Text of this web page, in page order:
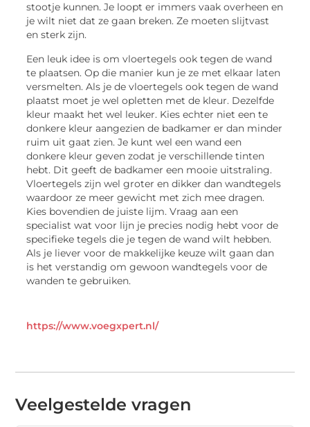
stootje kunnen. Je loopt er immers vaak overheen en
je wilt niet dat ze gaan breken. Ze moeten slijtvast
en sterk zijn.
Een leuk idee is om vloertegels ook tegen de wand
te plaatsen. Op die manier kun je ze met elkaar laten
versmelten. Als je de vloertegels ook tegen de wand
plaatst moet je wel opletten met de kleur. Dezelfde
kleur maakt het wel leuker. Kies echter niet een te
donkere kleur aangezien de badkamer er dan minder
ruim uit gaat zien. Je kunt wel een wand een
donkere kleur geven zodat je verschillende tinten
hebt. Dit geeft de badkamer een mooie uitstraling.
Vloertegels zijn wel groter en dikker dan wandtegels
waardoor ze meer gewicht met zich mee dragen.
Kies bovendien de juiste lijm. Vraag aan een
specialist wat voor lijn je precies nodig hebt voor de
specifieke tegels die je tegen de wand wilt hebben.
Als je liever voor de makkelijke keuze wilt gaan dan
is het verstandig om gewoon wandtegels voor de
wanden te gebruiken.
https://www.voegxpert.nl/
Veelgestelde vragen